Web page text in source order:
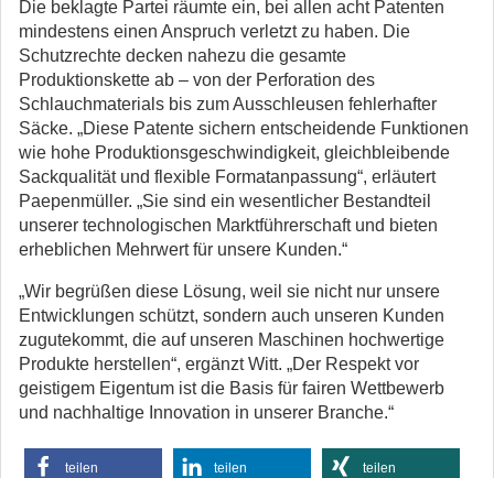
Die beklagte Partei räumte ein, bei allen acht Patenten
mindestens einen Anspruch verletzt zu haben. Die
Schutzrechte decken nahezu die gesamte
Produktionskette ab – von der Perforation des
Schlauchmaterials bis zum Ausschleusen fehlerhafter
Säcke. „Diese Patente sichern entscheidende Funktionen
wie hohe Produktionsgeschwindigkeit, gleichbleibende
Sackqualität und flexible Formatanpassung“, erläutert
Paepenmüller. „Sie sind ein wesentlicher Bestandteil
unserer technologischen Marktführerschaft und bieten
erheblichen Mehrwert für unsere Kunden.“
„Wir begrüßen diese Lösung, weil sie nicht nur unsere
Entwicklungen schützt, sondern auch unseren Kunden
zugutekommt, die auf unseren Maschinen hochwertige
Produkte herstellen“, ergänzt Witt. „Der Respekt vor
geistigem Eigentum ist die Basis für fairen Wettbewerb
und nachhaltige Innovation in unserer Branche.“
teilen teilen teilen